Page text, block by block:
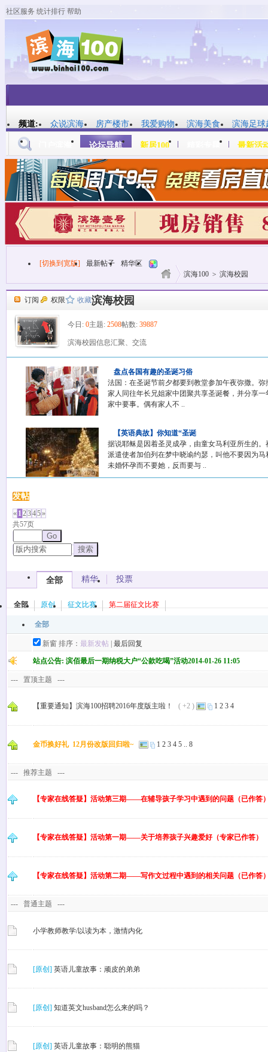
社区服务 统计排行 帮助
平板模式
门户滨海 论坛导航 新居100 精彩专题 最新活
频道: 众说滨海 房产楼市 我爱购物 滨海美食 滨海足球
帖子
[切换到宽版] 最新帖子
精华区
滨海100 > 滨海校园
订阅 权限 滨海校园
收藏
今日: 0主题: 2508帖数: 39887
滨海校园信息汇聚、交流
盘点各国有趣的圣诞习俗
法国：在圣诞节前夕都要到教堂参加午夜弥撒。弥
家人同往年长兄姐家中团聚共享圣诞餐，并分享一
家中要事。偶有家人不 ..
【英语典故】你知道“圣诞
据说耶稣是因着圣灵成孕，由童女马利亚所生的。
派遣使者加伯列在梦中晓谕约瑟，叫他不要因为马
未婚怀孕而不要她，反而要与 ..
发帖
« 12345»
共57页
Go
搜索
全部 精华 投票
全部 原创 征文比赛 第二届征文比赛
全部
新窗 排序： 最新发帖 最后回复
站点公告: 滨佰最后一期纳税大户“公款吃喝”活动2014-01-26 11:05
--- 置顶主题 ---
【重要通知】滨海100招聘2016年度版主啦！ ( +2 ) 1 2 3 4
金币换好礼 12月份改版回归啦~ 1 2 3 4 5 .. 8
--- 推荐主题 ---
【专家在线答疑】活动第三期——在辅导孩子学习中遇到的问题（已作答
【专家在线答疑】活动第一期——关于培养孩子兴趣爱好（专家已作答）
【专家在线答疑】活动第二期——写作文过程中遇到的相关问题（已作答
--- 普通主题 ---
小学教师教学/以读为本，激情内化
[原创] 英语儿童故事：顽皮的弟弟
[原创] 知道英文husband怎么来的吗？
[原创] 英语儿童故事：聪明的熊猫